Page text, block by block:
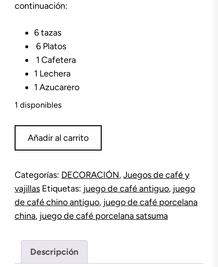
continuación:
6 tazas
6 Platos
1 Cafetera
1 Lechera
1 Azucarero
1 disponibles
Satsuma
cantidad
Añadir al carrito
Categorías: DECORACIÓN,Juegos de café y
vajillas Etiquetas: juego de café antiguo, juego
de café chino antiguo, juego de café porcelana
china, juego de café porcelana satsuma
Descripción